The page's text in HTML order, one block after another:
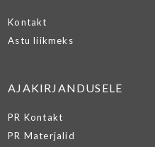
Kontakt
Astu liikmeks
AJAKIRJANDUSELE
PR Kontakt
PR Materjalid